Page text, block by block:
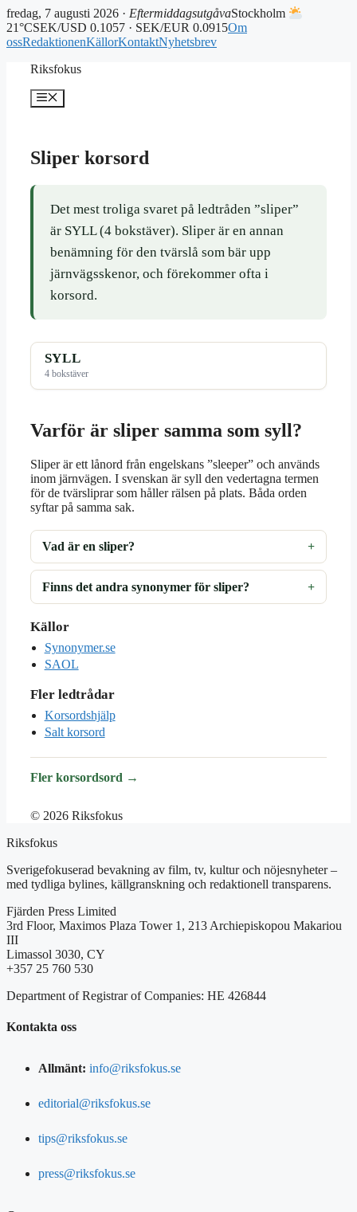
fredag, 7 augusti 2026 · EftermiddagsutgåvaStockholm
21°CSEK/USD 0.1057 · SEK/EUR 0.0915Om
ossRedaktionenKällorKontaktNyhetsbrev
Riksfokus
Meny
Sliper korsord
Det mest troliga svaret på ledtråden ”sliper”
är SYLL (4 bokstäver). Sliper är en annan
benämning för den tvärslå som bär upp
järnvägsskenor, och förekommer ofta i
korsord.
SYLL
4 bokstäver
Varför är sliper samma som syll?
Sliper är ett lånord från engelskans ”sleeper” och används
inom järnvägen. I svenskan är syll den vedertagna termen
för de tvärsliprar som håller rälsen på plats. Båda orden
syftar på samma sak.
Vad är en sliper?
Finns det andra synonymer för sliper?
Källor
Synonymer.se
SAOL
Fler ledtrådar
Korsordshjälp
Salt korsord
Fler korsordsord →
© 2026 Riksfokus
Riksfokus
Sverigefokuserad bevakning av film, tv, kultur och nöjesnyheter –
med tydliga bylines, källgranskning och redaktionell transparens.
Fjärden Press Limited
3rd Floor, Maximos Plaza Tower 1, 213 Archiepiskopou Makariou
III
Limassol 3030, CY
+357 25 760 530
Department of Registrar of Companies: HE 426844
Kontakta oss
Allmänt: info@riksfokus.se
editorial@riksfokus.se
tips@riksfokus.se
press@riksfokus.se